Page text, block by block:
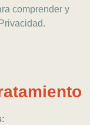
comprender y